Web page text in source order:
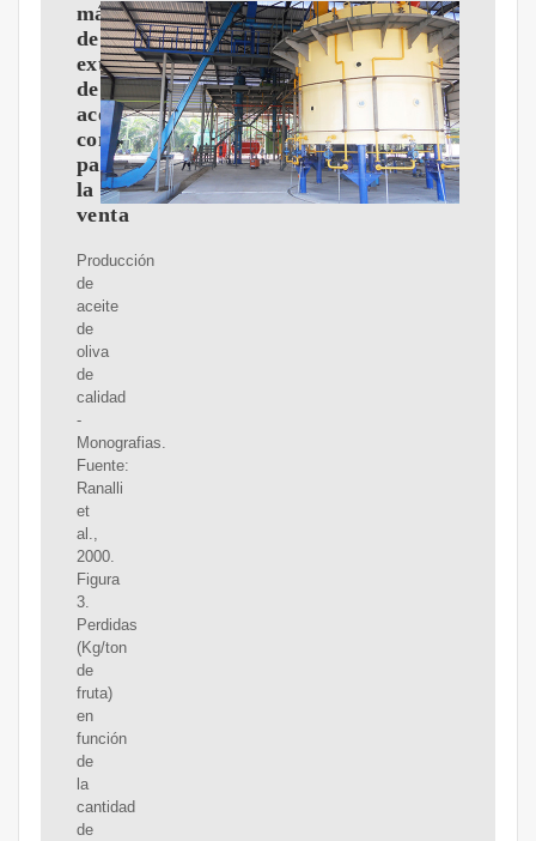
máquina
de
extracción
de
aceite
comestible
para
la
venta
Producción
de
aceite
de
oliva
de
calidad
-
Monografias.
Fuente:
Ranalli
et
al.,
2000.
Figura
3.
Perdidas
(Kg/ton
de
fruta)
en
función
de
la
cantidad
de